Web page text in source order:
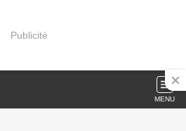
Publicité
MENU